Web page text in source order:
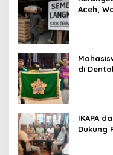
Aceh,
di
IKAPA
Dukung